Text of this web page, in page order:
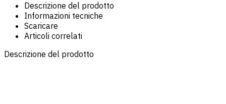
Descrizione del prodotto
Informazioni tecniche
Scaricare
Articoli correlati
Descrizione del prodotto